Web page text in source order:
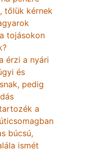
tőlük kérnek
tojásokon
érzi a nyári
és
pedig
a
búcsú,
ismét